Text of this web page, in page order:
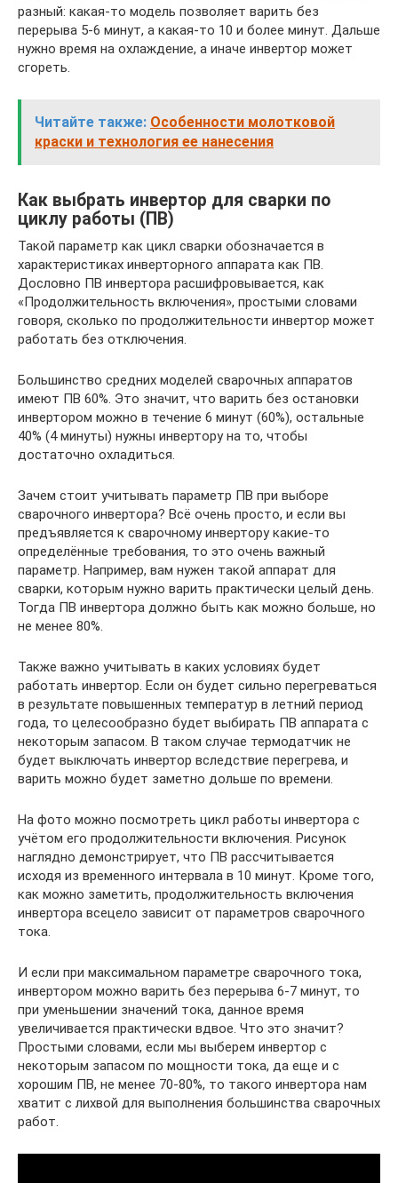
разный: какая-то модель позволяет варить без
перерыва 5-6 минут, а какая-то 10 и более минут. Дальше
нужно время на охлаждение, а иначе инвертор может
сгореть.
Читайте также: Особенности молотковой
краски и технология ее нанесения
Как выбрать инвертор для сварки по
циклу работы (ПВ)
Такой параметр как цикл сварки обозначается в
характеристиках инверторного аппарата как ПВ.
Дословно ПВ инвертора расшифровывается, как
«Продолжительность включения», простыми словами
говоря, сколько по продолжительности инвертор может
работать без отключения.
Большинство средних моделей сварочных аппаратов
имеют ПВ 60%. Это значит, что варить без остановки
инвертором можно в течение 6 минут (60%), остальные
40% (4 минуты) нужны инвертору на то, чтобы
достаточно охладиться.
Зачем стоит учитывать параметр ПВ при выборе
сварочного инвертора? Всё очень просто, и если вы
предъявляется к сварочному инвертору какие-то
определённые требования, то это очень важный
параметр. Например, вам нужен такой аппарат для
сварки, которым нужно варить практически целый день.
Тогда ПВ инвертора должно быть как можно больше, но
не менее 80%.
Также важно учитывать в каких условиях будет
работать инвертор. Если он будет сильно перегреваться
в результате повышенных температур в летний период
года, то целесообразно будет выбирать ПВ аппарата с
некоторым запасом. В таком случае термодатчик не
будет выключать инвертор вследствие перегрева, и
варить можно будет заметно дольше по времени.
На фото можно посмотреть цикл работы инвертора с
учётом его продолжительности включения. Рисунок
наглядно демонстрирует, что ПВ рассчитывается
исходя из временного интервала в 10 минут. Кроме того,
как можно заметить, продолжительность включения
инвертора всецело зависит от параметров сварочного
тока.
И если при максимальном параметре сварочного тока,
инвертором можно варить без перерыва 6-7 минут, то
при уменьшении значений тока, данное время
увеличивается практически вдвое. Что это значит?
Простыми словами, если мы выберем инвертор с
некоторым запасом по мощности тока, да еще и с
хорошим ПВ, не менее 70-80%, то такого инвертора нам
хватит с лихвой для выполнения большинства сварочных
работ.